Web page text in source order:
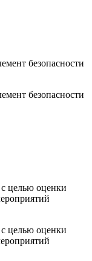
безопасности
безопасности
целью оценки
целью оценки